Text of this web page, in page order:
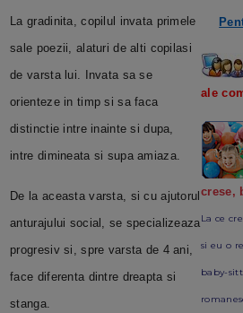
La gradinita, copilul invata primele
sale poezii, alaturi de alti copilasi
de varsta lui. Invata sa se
orienteze in timp si sa faca
distinctie intre inainte si dupa,
intre dimineata si supa amiaza.
De la aceasta varsta, si cu ajutorul
anturajului social, se specializeaza
progresiv si, spre varsta de 4 ani,
face diferenta dintre dreapta si
stanga.
ale
crese,
La ce
si eu o
baby-